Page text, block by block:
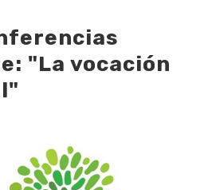
"La vocación